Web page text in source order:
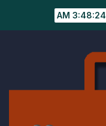
3:48:25 AM